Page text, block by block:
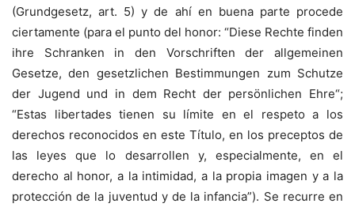
(Grundgesetz, art. 5) y de ahí en buena parte procede
ciertamente (para el punto del honor: “Diese Rechte finden
ihre Schranken in den Vorschriften der allgemeinen
Gesetze, den gesetzlichen Bestimmungen zum Schutze
der Jugend und in dem Recht der persönlichen Ehre“;
“Estas libertades tienen su límite en el respeto a los
derechos reconocidos en este Título, en los preceptos de
las leyes que lo desarrollen y, especialmente, en el
derecho al honor, a la intimidad, a la propia imagen y a la
protección de la juventud y de la infancia”). Se recurre en